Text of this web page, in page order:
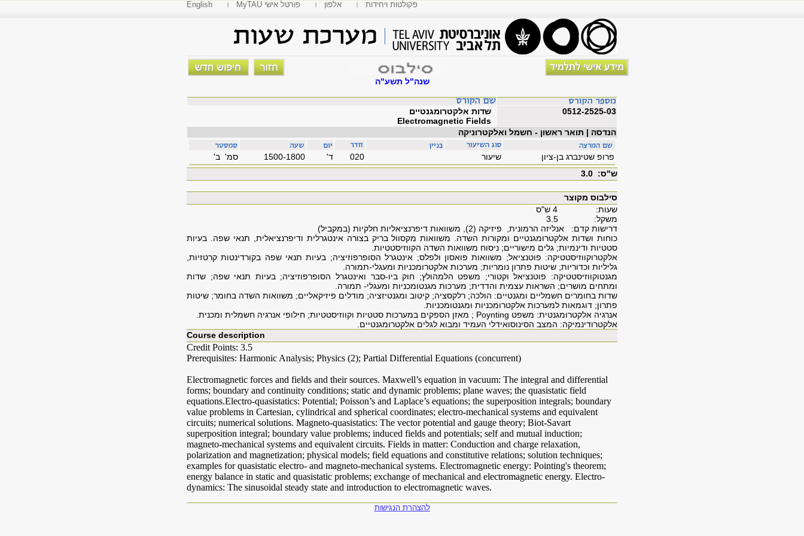
English MyTAU פורטל אישי אלפון פקולטות ויחידות
שנה"ל תשע"ה
שדות אלקטרומגנטיים
Electromagnetic Fields
0512-2525-03
הנדסה | תואר ראשון - חשמל ואלקטרוניקה
סמ' ב' 1500-1800 'ד 020 שיעור
פרופ שטינברג בן-ציון
ש"ס: 3.0
סילבוס מקוצר
שעות: 4 ש"ס
משקל: 3.5
דרישות קדם: אנליזה הרמונית,
פיזיקה (2), משוואות דיפרנציאליות חלקיות (במקביל)
כוחות ושדות אלקטרומגנטיים ומקורות השדה. משוואות מקסוול בריק בצורה אינטגרלית ודיפרנציאלית, תנאי שפה. בעיות
סטטיות ודינמיות; גלים מישוריים; ניסוח משוואות השדה הקווזיסטטיות.
אלקטרוקווזיסטטיקה: פוטנציאל; משוואות פואסון ולפלס; אינטגרל הסופרפוזיציה; בעיות תנאי שפה בקורדינטות קרטזיות,
גליליות וכדוריות; שיטות פתרון נומריות; מערכות אלקטרומכניות ומעגלי-תמורה.
מגנטוקווזיסטטיקה: פוטנציאל וקטורי; משפט הלמהולץ; חוק ביו-סבר ואינטגרל הסופרפוזיציה; בעיות תנאי שפה; שדות
ומתחים מושרים; השראות עצמית והדדית; מערכות מגנטומכניות ומעגלי- תמורה.
שדות בחומרים חשמליים ומגנטיים: הולכה; רלקסציה; קיטוב ומגנטיזציה; מודלים פיזיקאליים; משוואות השדה בחומר; שיטות
פתרון; דוגמאות למערכות אלקטרומכניות ומגנטומכניות.
אנרגיה אלקטרומגנטית: משפט Poynting ; מאזן הספקים במערכות סטטיות וקווזיסטטיות; חילופי אנרגיה חשמלית ומכנית.
אלקטרודינמיקה: המצב הסינוסואידלי העמיד ומבוא לגלים אלקטרומגנטיים.
Course description
Credit Points: 3.5
Prerequisites: Harmonic Analysis; Physics (2); Partial Differential Equations (concurrent)
Electromagnetic forces and fields and their sources. Maxwell’s equation in vacuum: The integral and differential
forms; boundary and continuity conditions; static and dynamic problems; plane waves; the quasistatic field
equations.Electro-quasistatics: Potential; Poisson’s and Laplace’s equations; the superposition integrals; boundary
value problems in Cartesian, cylindrical and spherical coordinates; electro-mechanical systems and equivalent
circuits; numerical solutions. Magneto-quasistatics: The vector potential and gauge theory; Biot-Savart
superposition integral; boundary value problems; induced fields and potentials; self and mutual induction;
magneto-mechanical systems and equivalent circuits. Fields in matter: Conduction and charge relaxation,
polarization and magnetization; physical models; field equations and constitutive relations; solution techniques;
examples for quasistatic electro- and magneto-mechanical systems. Electromagnetic energy: Pointing's theorem;
energy balance in static and quasistatic problems; exchange of mechanical and electromagnetic energy. Electro-
dynamics: The sinusoidal steady state and introduction to electromagnetic waves.
להצהרת הנגישות